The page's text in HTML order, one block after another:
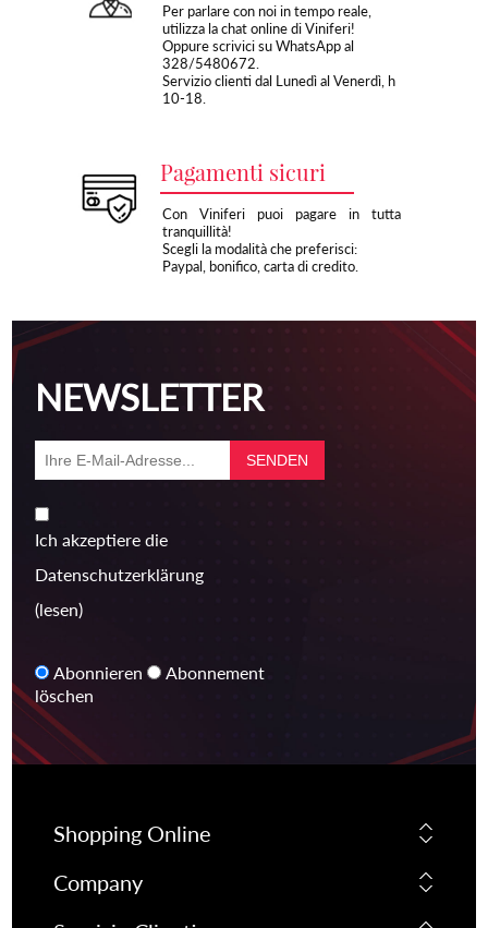
Per parlare con noi in tempo reale,
utilizza la chat online di Viniferi!
Oppure scrivici su WhatsApp al
328/5480672.
Servizio clienti dal Lunedì al Venerdì, h
10-18.
Pagamenti sicuri
Con Viniferi puoi pagare in tutta
tranquillità!
Scegli la modalità che preferisci:
Paypal, bonifico, carta di credito.
NEWSLETTER
Ich akzeptiere die
Datenschutzerklärung
(lesen)
Abonnieren
Abonnement
löschen
Shopping Online
Company